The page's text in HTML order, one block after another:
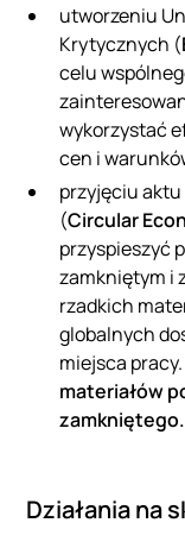
utworzeniu
Krytycznych (
celu
wykorzystać
cen i
przyjęciu
(Circular
przyspieszyć
zamkniętym i
rzadkich
globalnych
miejsca
materiałów
zamkniętego.
Działania na